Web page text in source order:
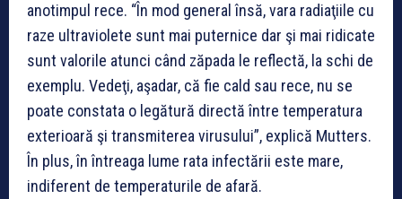
anotimpul rece. “În mod general însă, vara radiaţiile cu
raze ultraviolete sunt mai puternice dar şi mai ridicate
sunt valorile atunci când zăpada le reflectă, la schi de
exemplu. Vedeţi, aşadar, că fie cald sau rece, nu se
poate constata o legătură directă între temperatura
exterioară şi transmiterea virusului”, explică Mutters.
În plus, în întreaga lume rata infectării este mare,
indiferent de temperaturile de afară.